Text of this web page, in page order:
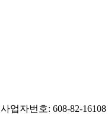
사업자번호: 608-82-16108